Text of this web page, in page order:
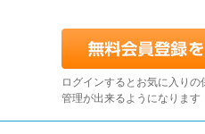
ログインするとお気に入り
管理が出来るようになります